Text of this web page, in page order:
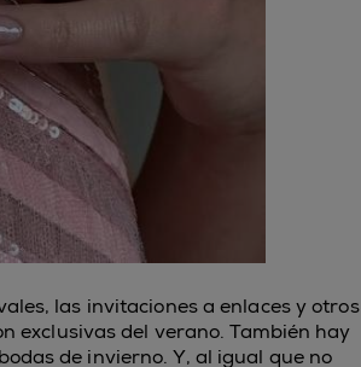
las invitaciones a enlaces y otros
exclusivas del verano. También hay
de invierno. Y, al igual que no